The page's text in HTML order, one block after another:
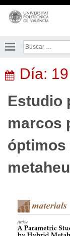
Saltar
contenido
Buscar:
Día:
Estudio
marcos
óptimos